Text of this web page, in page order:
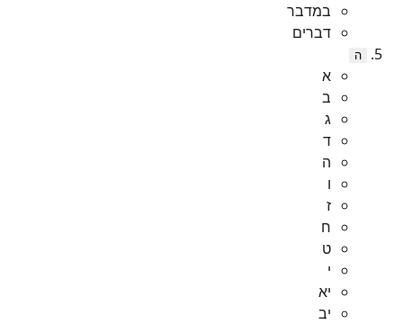
במדבר
דברים
ה
א
ב
ג
ד
ה
ו
ז
ח
ט
י
יא
יב